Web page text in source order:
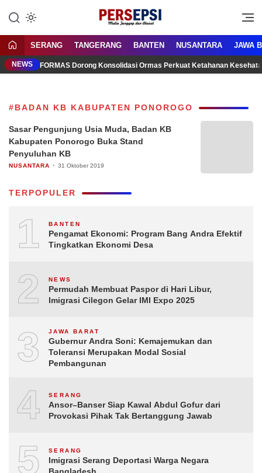
konten
Persepsi.co.id
Media Tanggap Dan Akurat
SERANG TANGERANG BANTEN NUSANTARA JAWA
NEWS FORMAS Dorong Konsolidasi Ormas Perkuat Ketahanan
#BADAN KB KABUPATEN PONOROGO
Sasar Pengunjung Usia Muda, Badan KB
Kabupaten Ponorogo Buka Stand
Penyuluhan KB
NUSANTARA 31 Oktober 2019
TERPOPULER
1 BANTEN
Pengamat Ekonomi: Program Bang Andra Efektif
Tingkatkan Ekonomi Desa
2 NEWS
Permudah Membuat Paspor di Hari Libur,
Imigrasi Cilegon Gelar IMI Expo 2025
3 JAWA BARAT
Gubernur Andra Soni: Kemajemukan dan
Toleransi Merupakan Modal Sosial
Pembangunan
4 SERANG
Ansor–Banser Siap Kawal Abdul Gofur dari
Provokasi Pihak Tak Bertanggung Jawab
5 SERANG
Imigrasi Serang Deportasi Warga Negara
Bangladesh